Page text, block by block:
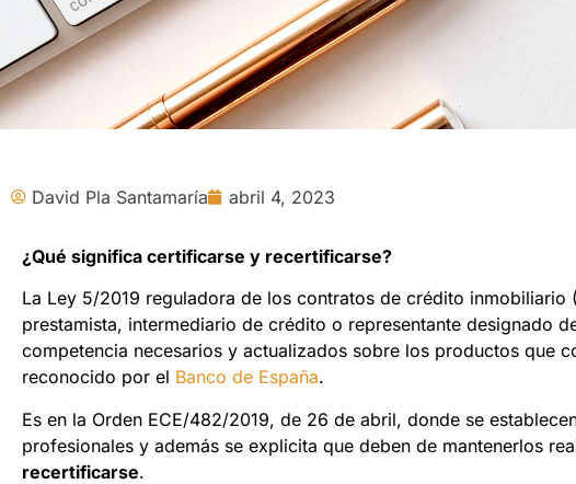
David Pla Santamaría abril 4, 2023
¿Qué significa certificarse y recertificarse?
La Ley 5/2019 reguladora de los contratos de crédito inmobiliario
prestamista, intermediario de crédito o representante designado
competencia necesarios y actualizados sobre los productos que
reconocido por el Banco de España.
Es en la Orden ECE/482/2019, de 26 de abril, donde se
profesionales y además se explicita que deben de mantenerlos
recertificarse.